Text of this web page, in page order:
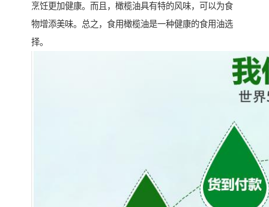
烹饪更加健康。而且，橄榄油具有特的风味，可以为食
物增添美味。总之，食用橄榄油是一种健康的食用油选
择。